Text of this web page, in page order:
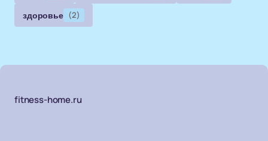
здоровье (2)
fitness-home.ru